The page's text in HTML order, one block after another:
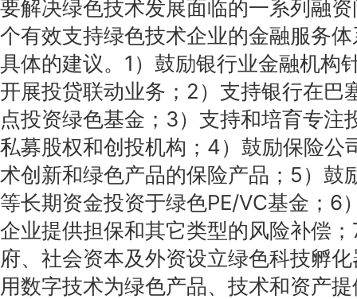
要解决绿色技术发展面临的一系列融
个有效支持绿色技术企业的金融服务
具体的建议。1）鼓励银行业金融机构
开展投贷联动业务；2）支持银行在巴
点投资绿色基金；3）支持和培育专注
私募股权和创投机构；4）鼓励保险公
术创新和绿色产品的保险产品；5）鼓
等长期资金投资于绿色PE/VC基金；6
企业提供担保和其它类型的风险补偿
府、社会资本及外资设立绿色科技孵
用数字技术为绿色产品、技术和资产